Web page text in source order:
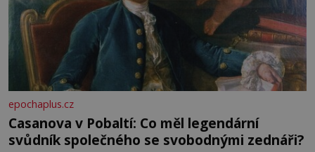
epochaplus.cz
Casanova v Pobaltí: Co měl legendární
svůdník společného se svobodnými zednáři?